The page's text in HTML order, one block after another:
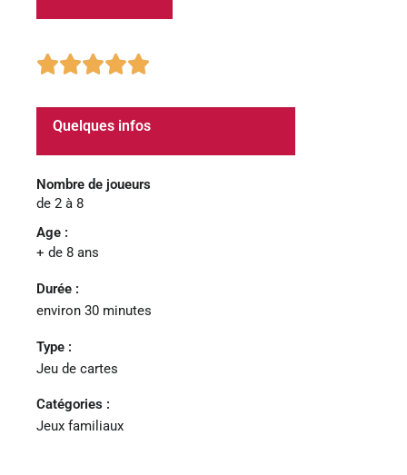

Quelques infos
Nombre de joueurs
de 2 à 8
Age :
+ de 8 ans
Durée :
environ 30 minutes
Type :
Jeu de cartes
Catégories :
Jeux familiaux